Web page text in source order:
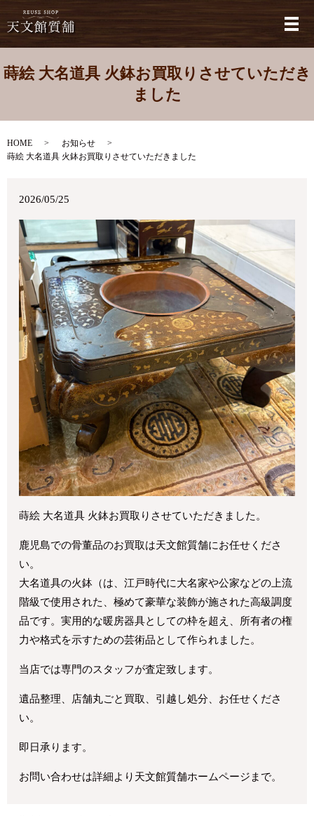
メ
蒔絵 大名道具 火鉢お買取りさせていただき
ました
HOME
お知らせ
蒔絵 大名道具 火鉢お買取りさせていただきました
2026/05/25
蒔絵 大名道具 火鉢お買取りさせていただきました。
鹿児島での骨董品のお買取は天文館質舗にお任せくださ
い。
大名道具の火鉢（は、江戸時代に大名家や公家などの上流
階級で使用された、極めて豪華な装飾が施された高級調度
品です。実用的な暖房器具としての枠を超え、所有者の権
力や格式を示すための芸術品として作られました。
当店では専門のスタッフが査定致します。
遺品整理、店舗丸ごと買取、引越し処分、お任せくださ
い。
即日承ります。
お問い合わせは詳細より天文館質舗ホームページまで。